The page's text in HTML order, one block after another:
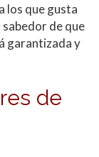
los que gusta
de que
garantizada y
de